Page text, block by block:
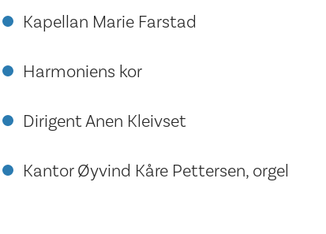
Kapellan Marie Farstad
Harmoniens kor
Dirigent Anen Kleivset
Kantor Øyvind Kåre Pettersen, orgel